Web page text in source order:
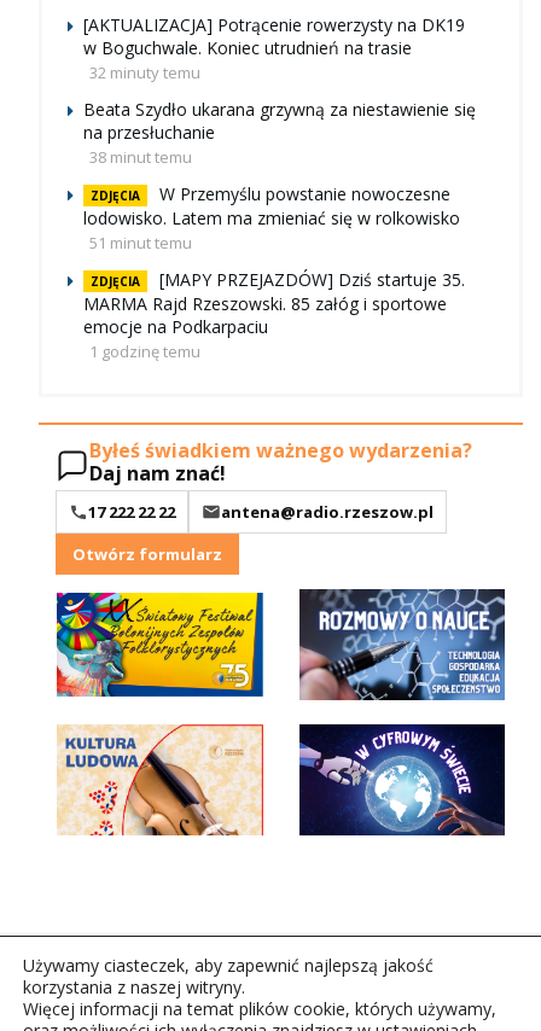
[AKTUALIZACJA] Potrącenie rowerzysty na DK19
w Boguchwale. Koniec utrudnień na trasie
32 minuty temu
Beata Szydło ukarana grzywną za niestawienie się
na przesłuchanie
38 minut temu
ZDJĘCIA
W Przemyślu powstanie nowoczesne
lodowisko. Latem ma zmieniać się w rolkowisko
51 minut temu
ZDJĘCIA
[MAPY PRZEJAZDÓW] Dziś startuje 35.
MARMA Rajd Rzeszowski. 85 załóg i sportowe
emocje na Podkarpaciu
1 godzinę temu
Byłeś świadkiem ważnego wydarzenia?
Daj nam znać!
17 222 22 22
antena@radio.rzeszow.pl
Otwórz formularz
Używamy ciasteczek, aby zapewnić najlepszą jakość
korzystania z naszej witryny.
Więcej informacji na temat plików cookie, których używamy,